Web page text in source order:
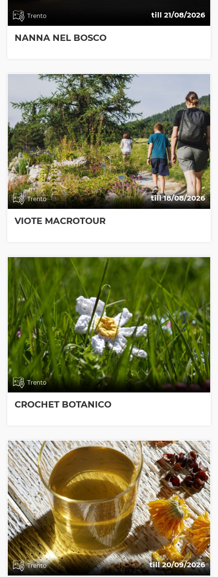
Trento till 21/08/2026
NANNA NEL BOSCO
Trento till 18/08/2026
VIOTE MACROTOUR
Trento
CROCHET BOTANICO
Trento till 20/09/2026